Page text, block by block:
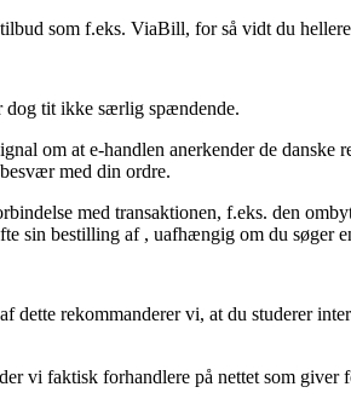
som f.eks. ViaBill, for så vidt du
dog tit ikke særlig spændende.
om at e-handlen anerkender de
med din ordre.
med transaktionen, f.eks. den
sin bestilling af , uafhængig om du søger
rekommanderer vi, at du studerer
vi faktisk forhandlere på nettet som